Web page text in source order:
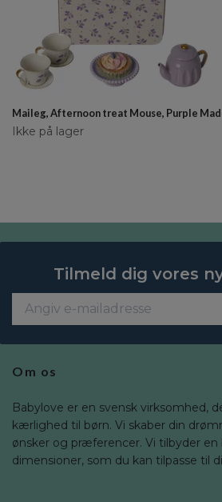
Maileg, Afternoon treat Mouse, Purple
Ikke på lager
Tilmeld dig vores
Om os
Babylove er en svensk virksomhed,
kærlighed til børn. Vi skaber din
ønsker og præferencer. Vi tilbyder en
dimensioner, som du kan tilpasse til